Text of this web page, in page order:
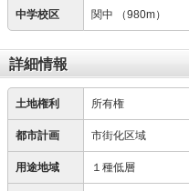
中学校区 関中 （980m）
詳細情報
土地権利 所有権
都市計画 市街化区域
用途地域 １種低層